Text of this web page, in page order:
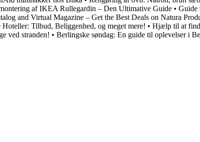
af IKEA Rullegardin – Den Ultimative Guide • Guide
and Virtual Magazine – Get the Best Deals on Natura
Tilbud, Beliggenhed, og meget mere! • Hjælp til at
ved stranden! • Berlingske søndag: En guide til oplevelser i